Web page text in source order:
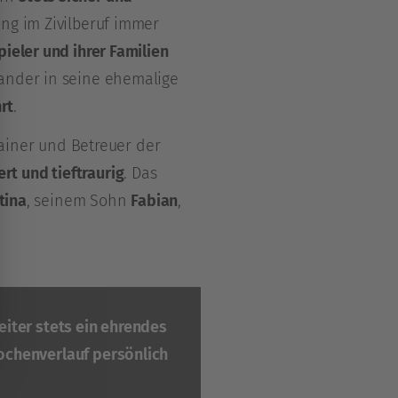
im Zivilberuf immer
und ihrer Familien
in seine ehemalige
.
und Betreuer der
und tieftraurig. Das
, seinem Sohn Fabian,
stets ein ehrendes
persönlich